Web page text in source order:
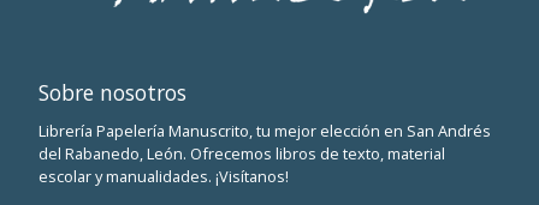
Sobre nosotros
Librería Papelería Manuscrito, tu mejor elección en San Andrés
del Rabanedo, León. Ofrecemos libros de texto, material
escolar y manualidades. ¡Visítanos!